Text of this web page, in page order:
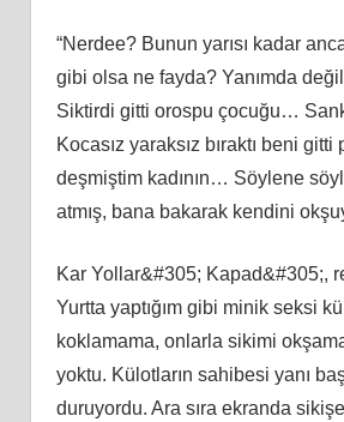
“Nerdee? Bunun yarısı kadar
gibi olsa ne fayda? Yanımda
Siktirdi gitti orospu çocuğu…
Kocasız yaraksız bıraktı beni
deşmiştim kadının… Söylene
atmış, bana bakarak kendini
Kar Yollar&#305; Kapad&#305;,
Yurtta yaptığım gibi minik seksi
koklamama, onlarla sikimi
yoktu. Külotların sahibesi yanı
duruyordu. Ara sıra ekranda